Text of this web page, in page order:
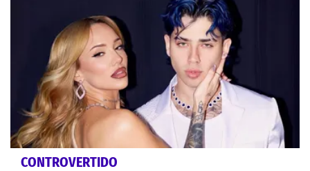
CONTROVERTIDO